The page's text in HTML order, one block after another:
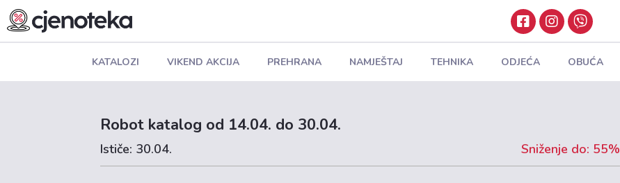
KATALOZI VIKEND AKCIJA PREHRANA NAMJEŠTAJ TEHNIKA ODJEĆA OBUĆA
Robot katalog od 14.04. do 30.04.
Ističe: 30.04. Sniženje do: 55%